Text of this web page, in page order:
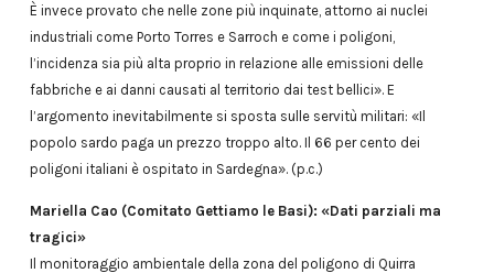
È invece provato che nelle zone più inquinate, attorno ai nuclei
industriali come Porto Torres e Sarroch e come i poligoni,
l’incidenza sia più alta proprio in relazione alle emissioni delle
fabbriche e ai danni causati al territorio dai test bellici». E
l’argomento inevitabilmente si sposta sulle servitù militari: «Il
popolo sardo paga un prezzo troppo alto. Il 66 per cento dei
poligoni italiani è ospitato in Sardegna». (p.c.)
Mariella Cao (Comitato Gettiamo le Basi): «Dati parziali ma
tragici»
Il monitoraggio ambientale della zona del poligono di Quirra